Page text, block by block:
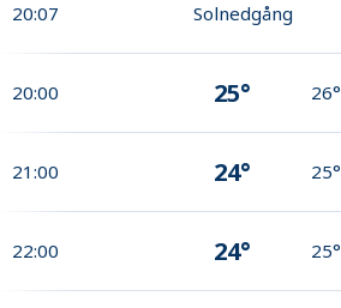
20:07 Solnedgång
20:00 25° 26°
21:00 24° 25°
22:00 24° 25°